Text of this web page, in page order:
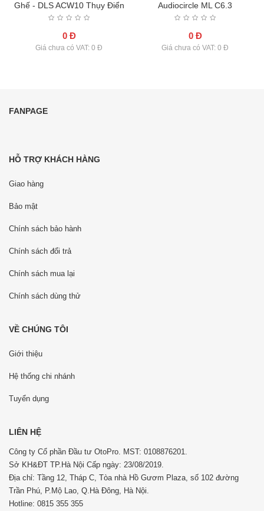
Ghế - DLS ACW10 Thụy Điển
0 Đ
Giá chưa có VAT: 0 Đ
Audiocircle ML C6.3
0 Đ
Giá chưa có VAT: 0 Đ
FANPAGE
HỖ TRỢ KHÁCH HÀNG
Giao hàng
Bảo mật
Chính sách bảo hành
Chính sách đổi trả
Chính sách mua lại
Chính sách dùng thử
VỀ CHÚNG TÔI
Giới thiệu
Hệ thống chi nhánh
Tuyển dụng
LIÊN HỆ
Công ty Cổ phần Đầu tư OtoPro. MST: 0108876201.
Sở KH&ĐT TP.Hà Nội Cấp ngày: 23/08/2019.
Địa chỉ: Tầng 12, Tháp C, Tòa nhà Hồ Gươm Plaza, số 102 đường
Trần Phú, P.Mộ Lao, Q.Hà Đông, Hà Nội.
Hotline: 0815 355 355